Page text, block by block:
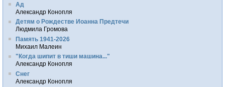
Ад
Александр Конопля
Детям о Рождестве Иоанна Предтечи
Людмила Громова
Память 1941-2026
Михаил Малеин
"Когда шипит в тиши машина..."
Александр Конопля
Снег
Александр Конопля